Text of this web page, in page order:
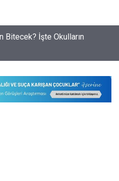
Bitecek? İşte Okulların